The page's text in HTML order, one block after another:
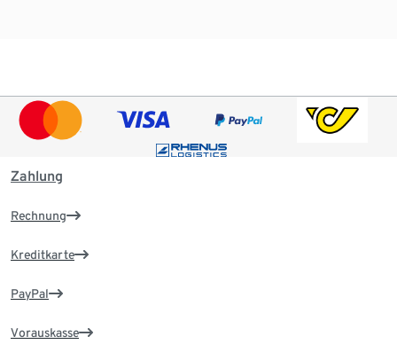
Zahlung
Rechnung
Kreditkarte
PayPal
Vorauskasse